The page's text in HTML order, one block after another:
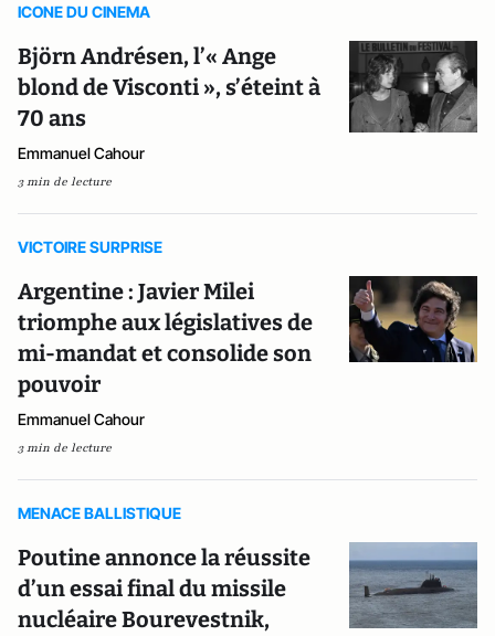
ICONE DU CINEMA
Björn Andrésen, l’« Ange
blond de Visconti », s’éteint à
70 ans
Emmanuel Cahour
3 min de lecture
VICTOIRE SURPRISE
Argentine : Javier Milei
triomphe aux législatives de
mi-mandat et consolide son
pouvoir
Emmanuel Cahour
3 min de lecture
MENACE BALLISTIQUE
Poutine annonce la réussite
d’un essai final du missile
nucléaire Bourevestnik,